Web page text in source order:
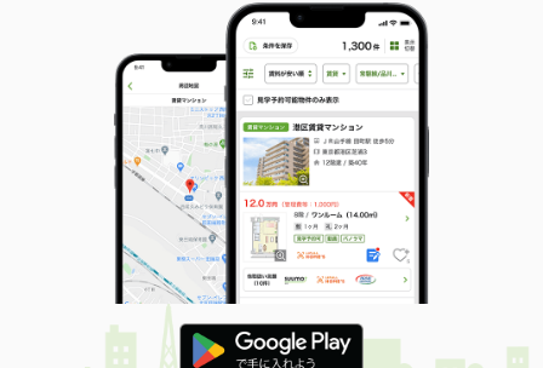
福岡県福岡市中央区六本松３
75.03m²
間取り
3LDK
福岡県福岡市中央区六本松３
価 格
4,898万円
住 所
福岡県福岡市中央区六本松３
専有面積 75.03m²
間取り
3LDK
福岡県福岡市中央区六本松３
価 格
4,898万円